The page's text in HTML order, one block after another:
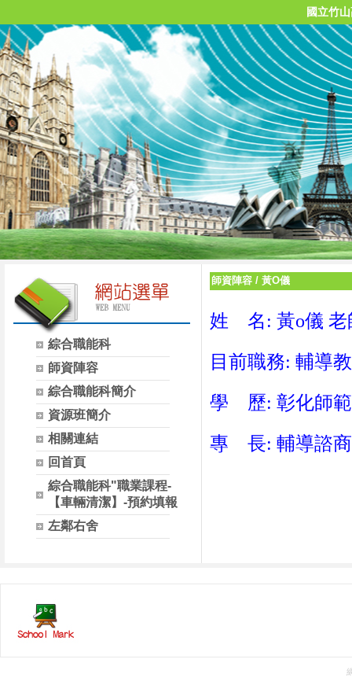
國立竹
綜合職能科
師資陣容
綜合職能科簡介
資源班簡介
相關連結
回首頁
綜合職能科"職業課程-
【車輛清潔】-預約填報
左鄰右舍
師資陣容 / 黃O儀
姓 名: 黃o儀 老
目前職務: 輔導
學 歷: 彰化師範
專 長: 輔導諮商